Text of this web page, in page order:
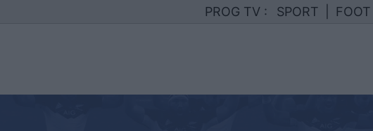
PROG TV : SPORT FOOT